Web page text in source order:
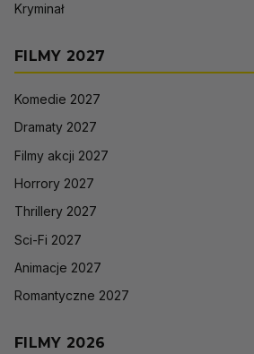
Kryminał
FILMY 2027
Komedie 2027
Dramaty 2027
Filmy akcji 2027
Horrory 2027
Thrillery 2027
Sci-Fi 2027
Animacje 2027
Romantyczne 2027
FILMY 2026